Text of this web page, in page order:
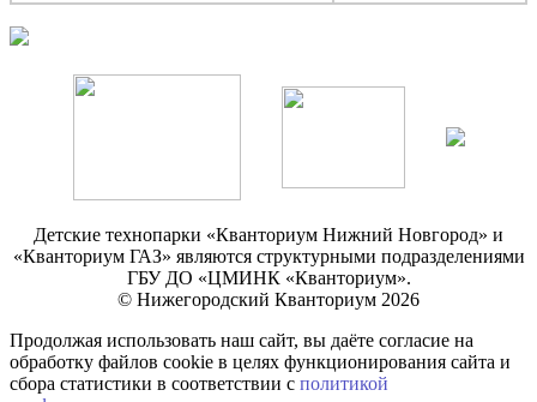
Детские технопарки «Кванториум Нижний Новгород» и
«Кванториум ГАЗ» являются структурными подразделениями
ГБУ ДО «ЦМИНК «Кванториум».
© Нижегородский Кванториум 2026
Продолжая использовать наш сайт, вы даёте согласие на
обработку файлов cookie в целях функционирования сайта и
сбора статистики в соответствии с политикой